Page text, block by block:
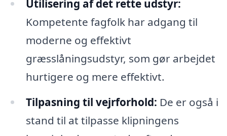
Utilisering af det rette udstyr:
Kompetente fagfolk har adgang til
moderne og effektivt
græsslåningsudstyr, som gør arbejdet
hurtigere og mere effektivt.
Tilpasning til vejrforhold: De er også i
stand til at tilpasse klipningens